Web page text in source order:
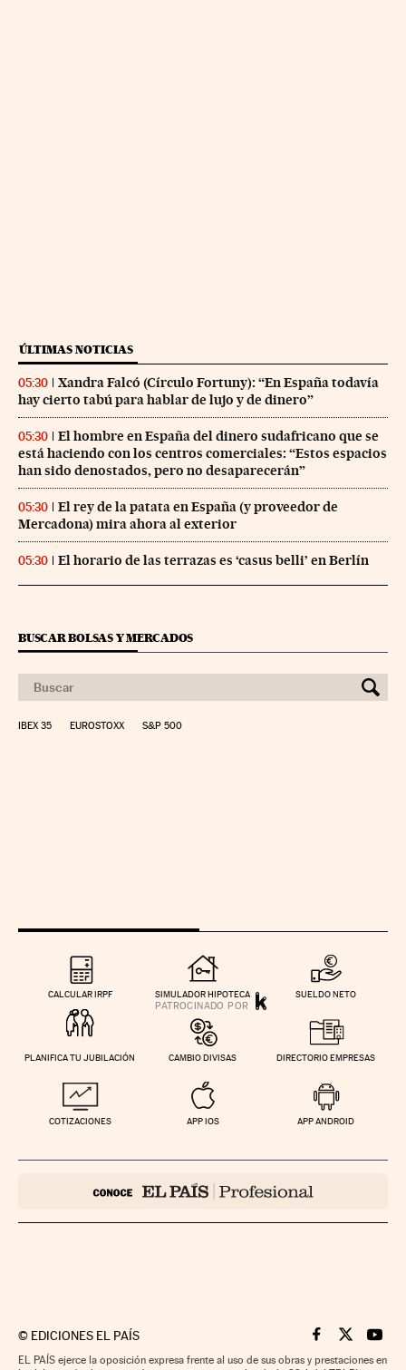
ÚLTIMAS NOTICIAS
05:30
Xandra Falcó (Círculo Fortuny): “En España todavía
hay cierto tabú para hablar de lujo y de dinero”
05:30
El hombre en España del dinero sudafricano que se
está haciendo con los centros comerciales: “Estos espacios
han sido denostados, pero no desaparecerán”
05:30
El rey de la patata en España (y proveedor de
Mercadona) mira ahora al exterior
05:30 El horario de las terrazas es ‘casus belli’ en Berlín
BUSCAR BOLSAS Y MERCADOS
IBEX 35 EUROSTOXX S&P 500
CALCULAR IRPF SIMULADOR HIPOTECA SUELDO NETO
PLANIFICA TU JUBILACIÓN CAMBIO DIVISAS DIRECTORIO EMPRESAS
COTIZACIONES APP IOS APP ANDROID
© EDICIONES EL PAÍS Cinco Días en
Cinco Días
Cinco
EL PAÍS ejerce la oposición expresa frente al uso de sus obras y prestaciones en